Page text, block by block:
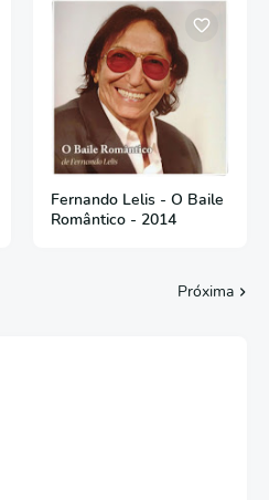
Fernando Lelis - O Baile
Romântico - 2014
Próxima